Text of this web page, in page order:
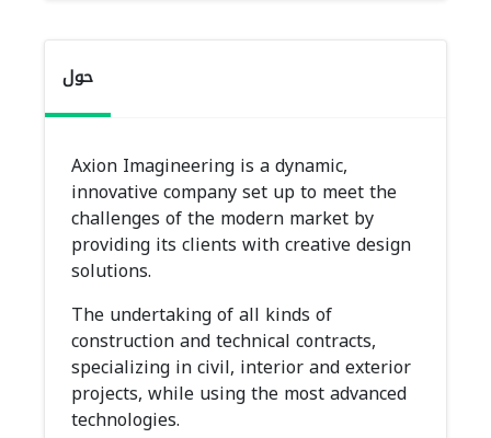
حول
Axion Imagineering is a dynamic,
innovative company set up to meet the
challenges of the modern market by
providing its clients with creative design
solutions.
The undertaking of all kinds of
construction and technical contracts,
specializing in civil, interior and exterior
projects, while using the most advanced
technologies.